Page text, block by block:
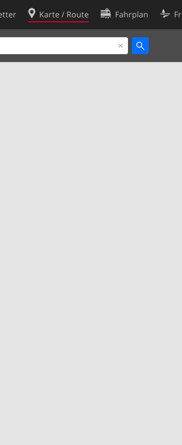
Karte / Route Fahrplan
Cookie-Richtlinie
Cookie-